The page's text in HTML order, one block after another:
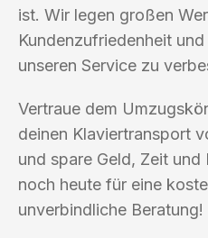
ist. Wir legen großen
Kundenzufriedenheit
unseren Service zu
Vertraue dem
deinen Klaviertransport
und spare Geld, Zeit
noch heute für eine
unverbindliche Beratung!